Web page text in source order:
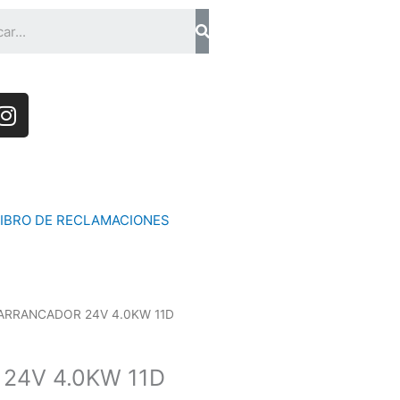
I
n
g
DE RECLAMACIONES
24V 4.0KW 11D
4.0KW 11D